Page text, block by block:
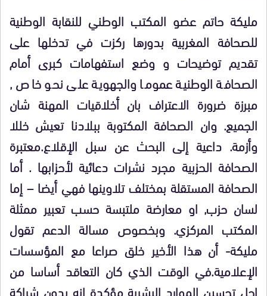
مليكة حاتم عضو المكتب الوطني للنقابة الوطنية
للصحافة المغربية بدورها ركزت في تدخلها على
تقديم توضيحات و وضع استفهامات كبرى أمام
الصحافة الوطنية عموما والجهوية على نحو خاص ,
مبرزة ضرورة الاعتراف بان أخلاقيات المهنة شان
الجميع. وان الصحافة المكتوبة ببلادنا تعيش خللا
وأزمة. داعية إلى البحث عن سبل الإقلاع.معتبرة
الصحافة الحزبية مجرد نشرات دعائية لأحزابها . أما
الصحافة المستقلة بمختلف تلاوينها فهي أيضا – إما
لسان حزب, او معارضة ملتبسة حسب تعبير ممثلة
المكتب المركزي. وبخصوص مسالة الدعم تقول
مليكة- أن هذا الأخير خلق صراعا مع المؤسسات
الإعلامية.في الوقت الذي كان التعاقد أساسا من
اجل تحسين الموارد البشرية مؤكدة انه بدون شراكة